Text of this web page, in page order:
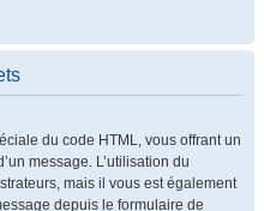
du code HTML, vous offrant un
message. L’utilisation du
mais il vous est également
depuis le formulaire de